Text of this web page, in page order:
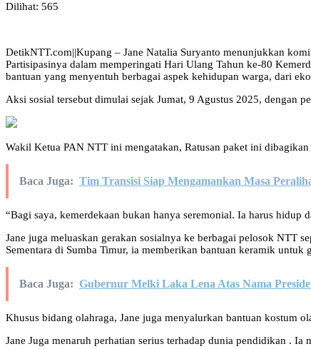
Dilihat: 565
DetikNTT.com||Kupang – Jane Natalia Suryanto menunjukkan
Partisipasinya dalam memperingati Hari Ulang Tahun ke-80
bantuan yang menyentuh berbagai aspek kehidupan warga, dari
Aksi sosial tersebut dimulai sejak Jumat, 9 Agustus 2025, dengan
Wakil Ketua PAN NTT ini mengatakan, Ratusan paket ini
Baca Juga: Tim Transisi Siap Mengamankan Masa
“Bagi saya, kemerdekaan bukan hanya seremonial. Ia harus hidup
Jane juga meluaskan gerakan sosialnya ke berbagai pelosok NTT
Sementara di Sumba Timur, ia memberikan bantuan keramik
Baca Juga: Gubernur Melki Laka Lena Atas Nama
Khusus bidang olahraga, Jane juga menyalurkan bantuan kostum
Jane Juga menaruh perhatian serius terhadap dunia pendidikan .